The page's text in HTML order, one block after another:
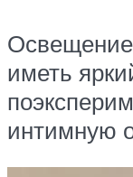
Освещение
иметь
интимную